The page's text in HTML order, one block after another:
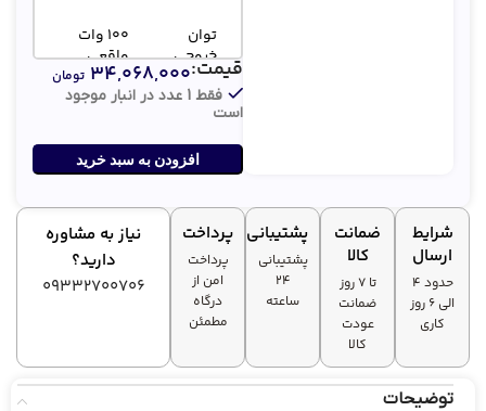
توان
خروجی
100 وات
واقعی
ساب‌ووفر
2 عدد 15
باتری
میلی‌آمپر‌ساعت
ورودی‌ها
بلوتوث، USB،
AUX، کارت
فقط 1 عدد در انبار موجود
است
افزودن به سبد خرید
قیمت:۳۴,۰۶۸,۰۰۰ تومان
شرایط
ارسال
حدود 4
الی 6 روز
کاری
ضمانت
کالا
تا ۷ روز
ضمانت
عودت
کالا
پشتیبانی
پشتیبانی
۲۴
ساعته
پرداخت
پرداخت
امن از
درگاه
مطمئن
نیاز به مشاوره
دارید؟
09332700706
توضیحات